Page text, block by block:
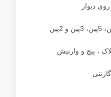
دیوار
، پیچ و وارنیش